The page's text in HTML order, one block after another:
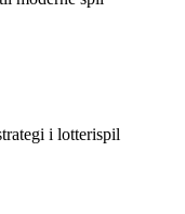
i lotterispil